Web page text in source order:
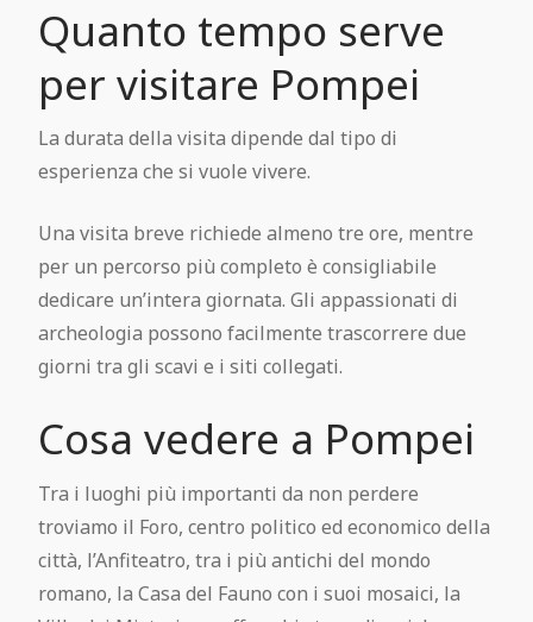
Quanto tempo serve
per visitare Pompei
La durata della visita dipende dal tipo di
esperienza che si vuole vivere.
Una visita breve richiede almeno tre ore, mentre
per un percorso più completo è consigliabile
dedicare un’intera giornata. Gli appassionati di
archeologia possono facilmente trascorrere due
giorni tra gli scavi e i siti collegati.
Cosa vedere a Pompei
Tra i luoghi più importanti da non perdere
troviamo il Foro, centro politico ed economico della
città, l’Anfiteatro, tra i più antichi del mondo
romano, la Casa del Fauno con i suoi mosaici, la